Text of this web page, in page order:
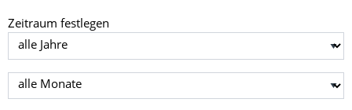
Zeitraum festlegen
Jahr auswählen
Monat auswählen